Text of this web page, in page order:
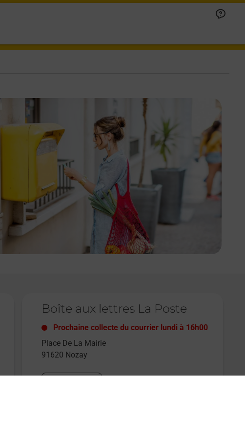
Boîte aux lettres La Poste
Prochaine collecte du courrier lundi à 16h00
Place De La Mairie
91620 Nozay